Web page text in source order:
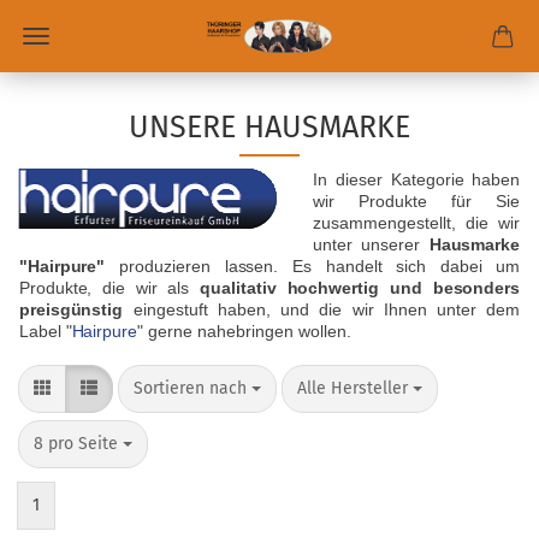
UNSERE HAUSMARKE
In dieser Kategorie haben
wir Produkte für Sie
zusammengestellt, die wir
unter unserer Hausmarke
"Hairpure" produzieren lassen. Es handelt sich dabei um
Produkte, die wir alsqualitativ hochwertig und besonders
preisgünstig eingestuft haben, und die wir Ihnen unter dem
Label "Hairpure" gerne nahebringen wollen.
Sortieren nach Alle Hersteller
8 pro Seite
1